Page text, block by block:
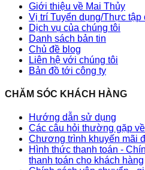
Giới thiệu về Mai Thủy
Vị trí Tuyển dụng/Thực tập
Dịch vụ của chúng tôi
Danh sách bản tin
Chủ đề blog
Liên hệ với chúng tôi
Bản đồ tới công ty
CHĂM SÓC KHÁCH HÀNG
Hướng dẫn sử dụng
Các câu hỏi thường gặp
Chương trình khuyến mãi
Hình thức thanh toán -
thanh toán cho khách hàng